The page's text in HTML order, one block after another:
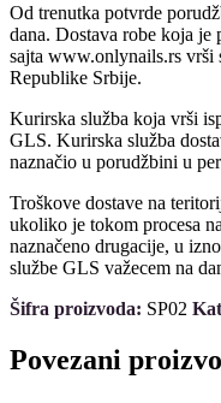
Od trenutka potvrde
dana. Dostava robe koja je
sajta www.onlynails.rs vrši
Republike Srbije.
Kurirska služba koja vrši
GLS. Kurirska služba
naznačio u porudžbini u
Troškove dostave na
ukoliko je tokom procesa
naznačeno drugacije, u
službe GLS važecem na
Šifra proizvoda: SP02
Povezani